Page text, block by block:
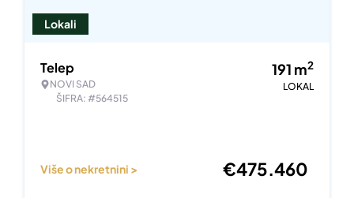
Lokali
Telep
NOVI SAD
ŠIFRA: #564515
191 m2
LOKAL
Više o nekretnini > €475.460